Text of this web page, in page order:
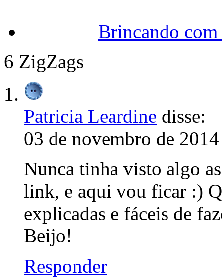
Brincando
6 ZigZags
Patricia Leardine disse:
03 de novembro de
Nunca tinha visto algo
link, e aqui vou ficar :)
explicadas e fáceis de
Beijo!
Responder